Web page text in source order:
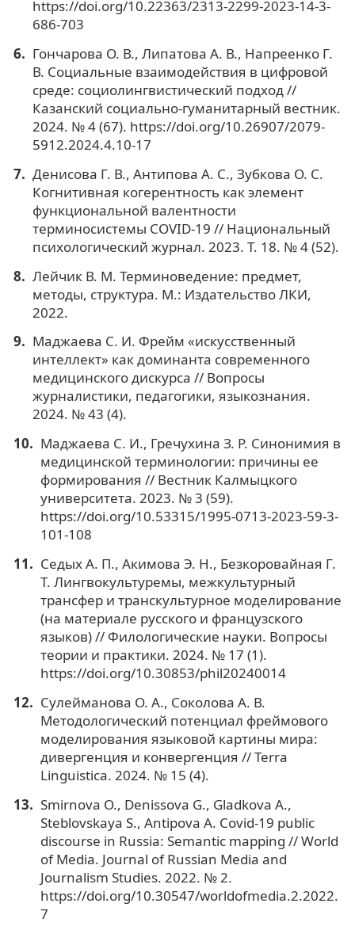
https://doi.org/10.22363/2313-2299-2023-14-3-
686-703
Гончарова О. В., Липатова А. В., Напреенко Г.
В. Социальные взаимодействия в цифровой
среде: социолингвистический подход //
Казанский социально-гуманитарный вестник.
2024. № 4 (67). https://doi.org/10.26907/2079-
5912.2024.4.10-17
Денисова Г. В., Антипова А. С., Зубкова О. С.
Когнитивная когерентность как элемент
функциональной валентности
терминосистемы COVID-19 // Национальный
психологический журнал. 2023. Т. 18. № 4 (52).
Лейчик В. М. Терминоведение: предмет,
методы, структура. М.: Издательство ЛКИ,
2022.
Маджаева С. И. Фрейм «искусственный
интеллект» как доминанта современного
медицинского дискурса // Вопросы
журналистики, педагогики, языкознания.
2024. № 43 (4).
Маджаева С. И., Гречухина З. Р. Синонимия в
медицинской терминологии: причины ее
формирования // Вестник Калмыцкого
университета. 2023. № 3 (59).
https://doi.org/10.53315/1995-0713-2023-59-3-
101-108
Седых А. П., Акимова Э. Н., Безкоровайная Г.
Т. Лингвокультуремы, межкультурный
трансфер и транскультурное моделирование
(на материале русского и французского
языков) // Филологические науки. Вопросы
теории и практики. 2024. № 17 (1).
https://doi.org/10.30853/phil20240014
Сулейманова О. А., Соколова А. В.
Методологический потенциал фреймового
моделирования языковой картины мира:
дивергенция и конвергенция // Terra
Linguistica. 2024. № 15 (4).
Smirnova O., Denissova G., Gladkova A.,
Steblovskaya S., Antipova A. Covid-19 public
discourse in Russia: Semantic mapping // World
of Media. Journal of Russian Media and
Journalism Studies. 2022. № 2.
https://doi.org/10.30547/worldofmedia.2.2022.
7